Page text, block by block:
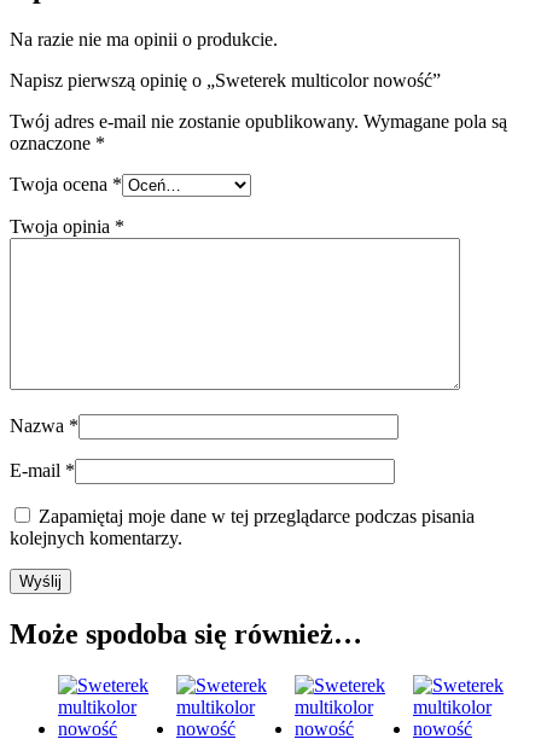
Na razie nie ma opinii o produkcie.
Napisz pierwszą opinię o „Sweterek multicolor nowość”
Twój adres e-mail nie zostanie opublikowany. Wymagane pola są
oznaczone *
Twoja ocena *
Twoja opinia *
Nazwa *
E-mail *
Zapamiętaj moje dane w tej przeglądarce podczas pisania
kolejnych komentarzy.
Może spodoba się również…